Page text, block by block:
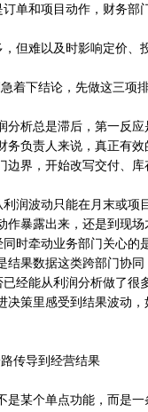
单和项目动作，财务部
但难以及时影响定价、
着下结论，先做这三项
分析总是滞后，第一反
务负责人来说，真正有
边界，开始改写交付、库
润波动只能在月末或项
作暴露出来，还是到现场
时牵动业务部门关心的
结果数据这类跨部门协
经能从利润分析做了很
决策里感受到结果波动
传导到经营结果
是某个单点功能，而是